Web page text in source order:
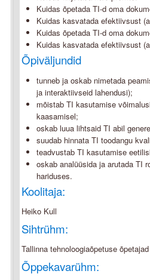
Kuidas õpetada TI-d oma
Kuidas kasvatada efektiivsust
Kuidas õpetada TI-d oma
Kuidas kasvatada efektiivsust
Õpiväljundid
tunneb ja oskab nimetada
ja interaktiivseid lahendusi);
mõistab TI kasutamise
kaasamisel;
oskab luua lihtsaid TI abil
suudab hinnata TI toodangu
teadvustab TI kasutamise
oskab analüüsida ja arutada TI
hariduses.
Koolitaja:
Heiko Kull
Sihtrühm:
Tallinna tehnoloogiaõpetuse õpetajad
Õppekavarühm: